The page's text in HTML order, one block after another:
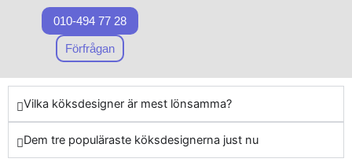
bara är användarvänligt utan
också stilfullt och långlivat i
många år framåt.
köksrenoveringmotsvarar
dina förhoppningar. Våra
tjänster är specialdesignade
för att passa dina specifika
krav, och vi ser till att din
vision blir verklighet när vi
renoverar ditt kök i
Svenljunga Kommun. Om du
behöver uppgraderade
010-494 77 28
Förfrågan
Vilka köksdesigner är mest lönsamma?
Dem tre populäraste köksdesignerna just nu